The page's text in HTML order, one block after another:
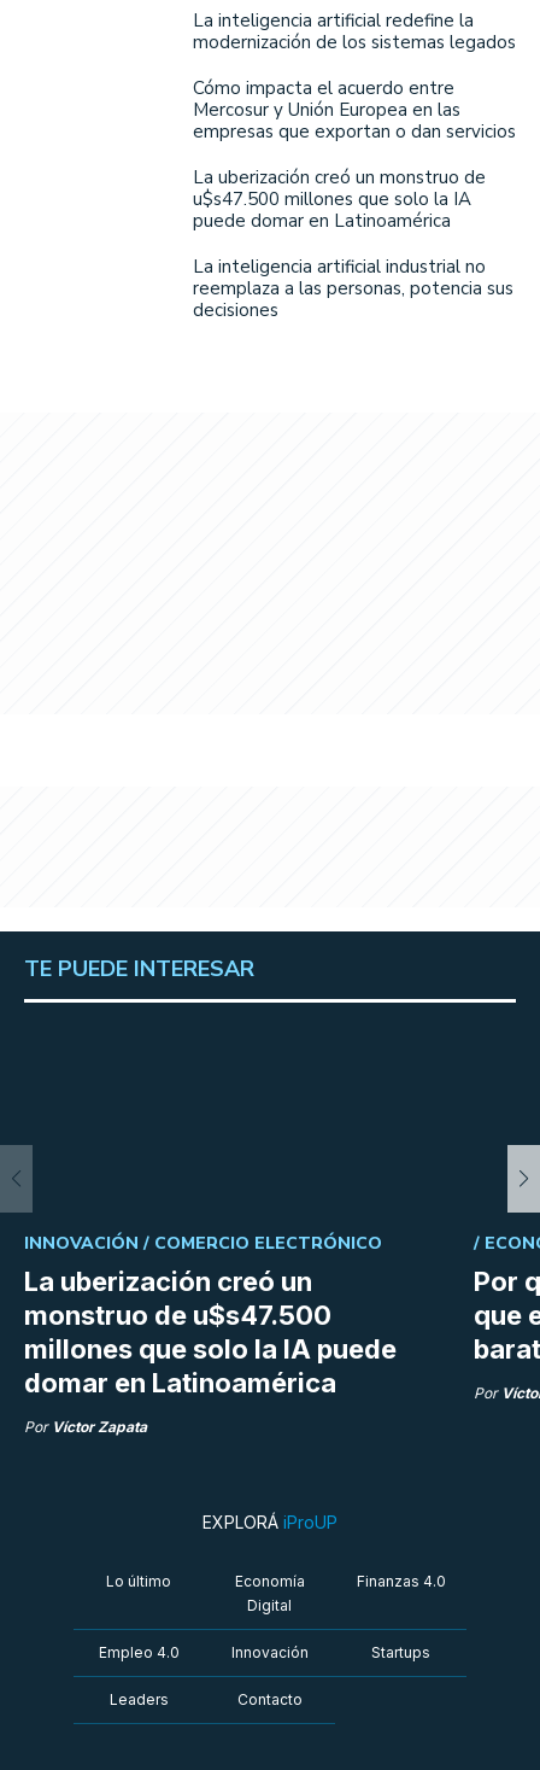
La inteligencia artificial redefine la
modernización de los sistemas legados
Cómo impacta el acuerdo entre
Mercosur y Unión Europea en las
empresas que exportan o dan servicios
La uberización creó un monstruo de
u$s47.500 millones que solo la IA
puede domar en Latinoamérica
La inteligencia artificial industrial no
reemplaza a las personas, potencia sus
decisiones
TE PUEDE INTERESAR
La uberización creó un
monstruo de u$s47.500
millones que solo la IA puede
domar en Latinoamérica
INNOVACIÓN / COMERCIO ELECTRÓNICO
Por Víctor Zapata
Por
que
/
Por
EXPLORÁ iProUP
Lo último
Economía
Digital
Finanzas 4.0
Empleo 4.0 Innovación Startups
Leaders Contacto